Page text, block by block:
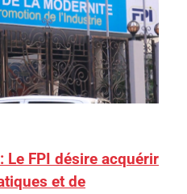
Le FPI désire acquérir
et de